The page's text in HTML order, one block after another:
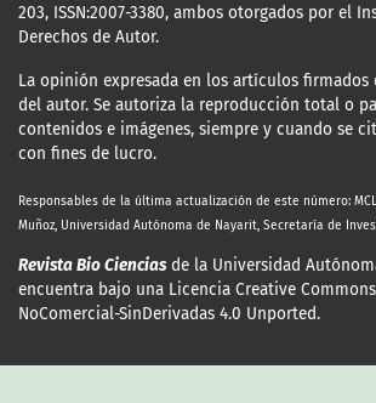
203, ISSN:2007-3380, ambos otorgados por el
Derechos de Autor.
La opinión expresada en los artículos firmados
del autor. Se autoriza la reproducción total o
contenidos e imágenes, siempre y cuando se
con fines de lucro.
Responsables de la última actualización de este número:
Muñoz, Universidad Autónoma de Nayarit, Secretaría de
Revista Bio Ciencias de la Universidad
encuentra bajo una Licencia Creative
NoComercial-SinDerivadas 4.0 Unported.